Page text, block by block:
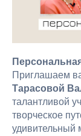
Приглашаем
Тарасовой
талантливой
творческое
удивительный